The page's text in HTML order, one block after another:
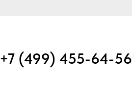
+7 (499) 455-64-56